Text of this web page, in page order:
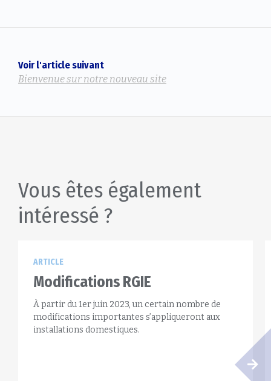
Voir l'article suivant
Bienvenue sur notre nouveau site
Vous êtes également
intéressé ?
ARTICLE
Modifications RGIE
À partir du 1er juin 2023, un certain nombre de
modifications importantes s’appliqueront aux
installations domestiques.